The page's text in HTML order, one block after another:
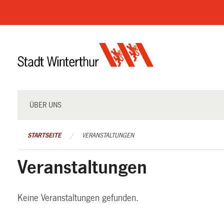
überspringen
ÜBER UNS
STARTSEITE VERANSTALTUNGEN
Veranstaltungen
Keine Veranstaltungen gefunden.